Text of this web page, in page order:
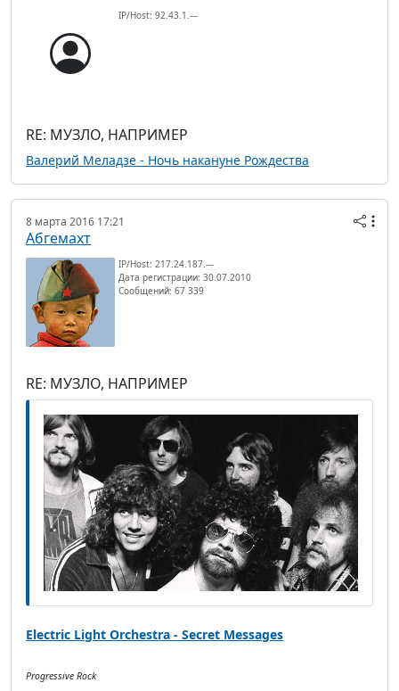
IP/Host: 92.43.1.---
RE: МУЗЛО, НАПРИМЕР
Валерий Меладзе - Ночь накануне Рождества
8 марта 2016 17:21
Абгемахт
IP/Host: 217.24.187.---
Дата регистрации: 30.07.2010
Сообщений: 67 339
RE: МУЗЛО, НАПРИМЕР
Electric Light Orchestra - Secret Messages
Progressive Rock